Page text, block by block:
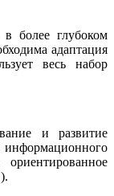
в более глубоком
адаптация
весь набор
и развитие
информационного
).